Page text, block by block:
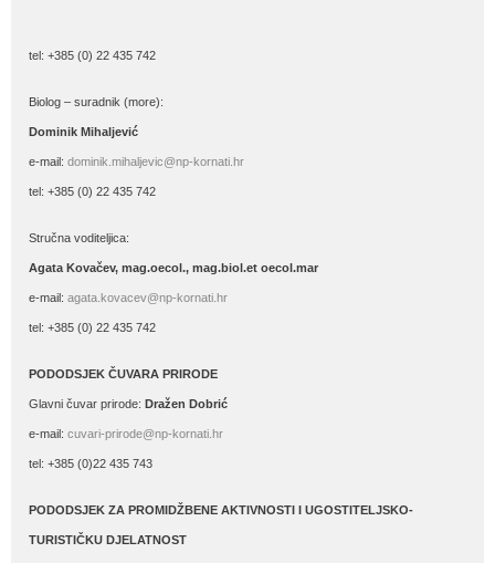
tel: +385 (0) 22 435 742
Biolog – suradnik (more):
Dominik Mihaljević
e-mail: dominik.mihaljevic@np-kornati.hr
tel: +385 (0) 22 435 742
Stručna voditeljica:
Agata Kovačev, mag.oecol., mag.biol.et oecol.mar
e-mail: agata.kovacev@np-kornati.hr
tel: +385 (0) 22 435 742
PODODSJEK ČUVARA PRIRODE
Glavni čuvar prirode: Dražen Dobrić
e-mail: cuvari-prirode@np-kornati.hr
tel: +385 (0)22 435 743
PODODSJEK ZA PROMIDŽBENE AKTIVNOSTI I UGOSTITELJSKO-
TURISTIČKU DJELATNOST